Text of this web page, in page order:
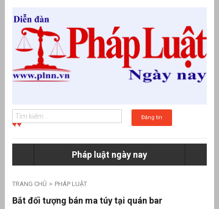
Đăng tin
Pháp luật ngày nay
TRANG CHỦ PHÁP LUẬT
Bắt đối tượng bán ma túy tại quán bar